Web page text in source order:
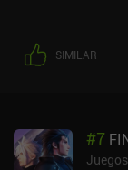
SIMILAR
#7